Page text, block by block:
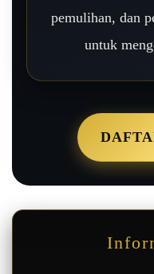
pemulihan, dan
untuk